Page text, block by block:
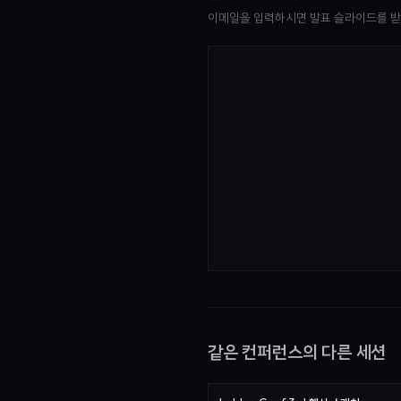
이메일을 입력하시면 발표 슬라이드를
같은 컨퍼런스의 다른 세션